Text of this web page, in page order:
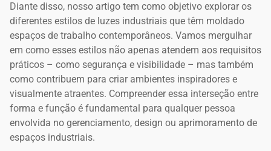
Diante disso, nosso artigo tem como objetivo explorar os
diferentes estilos de luzes industriais que têm moldado
espaços de trabalho contemporâneos. Vamos mergulhar
em como esses estilos não apenas atendem aos requisitos
práticos – como segurança e visibilidade – mas também
como contribuem para criar ambientes inspiradores e
visualmente atraentes. Compreender essa interseção entre
forma e função é fundamental para qualquer pessoa
envolvida no gerenciamento, design ou aprimoramento de
espaços industriais.